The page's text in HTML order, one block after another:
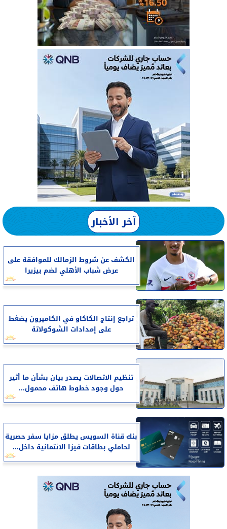
آخر الأخبار
الكشف عن شروط الزمالك للموافقة على
عرض شباب الأهلي لضم بيزيرا
تراجع إنتاج الكاكاو في الكاميرون يضغط
على إمدادات الشوكولاتة
تنظيم الاتصالات يصدر بيان بشأن ما أثير
حول وجود خطوط هاتف محمول...
بنك قناة السويس يطلق مزايا سفر حصرية
لحاملي بطاقات فيزا الائتمانية داخل...